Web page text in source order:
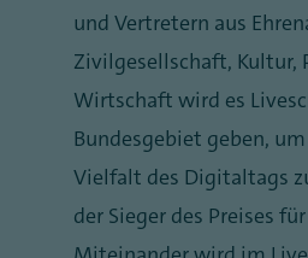
und Vertretern aus
Zivilgesellschaft, Kultur,
Wirtschaft wird es
Bundesgebiet geben,
Vielfalt des Digitaltags
der Sieger des Preises